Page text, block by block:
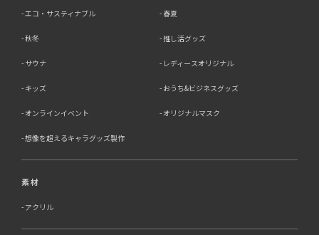
【個人情報保護に関するお問合せ先】
株式会社ラブ・ラボ
電子メール：
info@rub-lab.com
【認定個人情報保護団体の名称及び、苦情の解決の申出
います 一般財団法人日本情報経済社会推進協会 認定個人
情報保護団体事務局 〒106-0032 東京都港区六本木一丁
7565 / 0120-700-779
7．個人情報の提供の任意性と提供されない場合に起こり
エコ・サスティナブル 春夏
秋冬 推し活グッズ
サウナ レディースオリジナル
キッズ おうち&ビジネスグッズ
オンラインイベント オリジナルマスク
想像を超えるキャラグッズ製作
素材
アクリル